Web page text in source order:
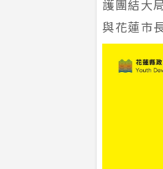
護團結大
與花蓮市